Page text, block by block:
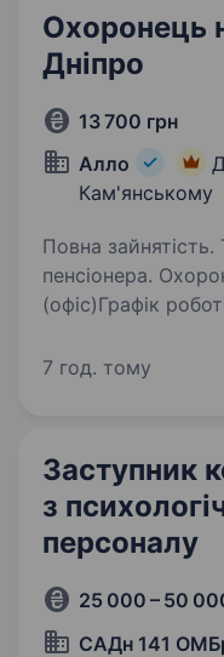
Охоронець
Дніпро
13 700 грн
Алло
Кам'янському
Повна зайнятість.
пенсіонера. Охоронець на ресепшн
(офіс)Графік роботи:
Контакти для
7 год. тому
Заступник
з
персоналу
25 000 – 50
САДн 141